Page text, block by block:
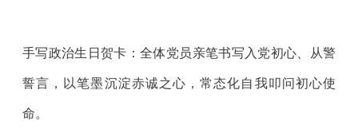
手写政治生日贺卡：全体党员亲笔书写入党初心、从警
誓言，以笔墨沉淀赤诚之心，常态化自我叩问初心使
命。